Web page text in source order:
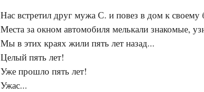
Нас встретил друг мужа С. и повез в дом к своему
Места за окном автомобиля мелькали знакомые,
Мы в этих краях жили пять лет назад...
Целый пять лет!
Уже прошло пять лет!
Ужас...